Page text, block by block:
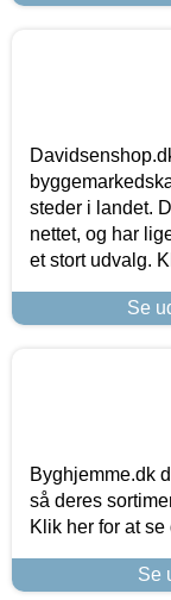
steder i landet.
nettet, og har
et stort udvalg.
Se
Byghjemme.dk
så deres
Klik her for at
Se